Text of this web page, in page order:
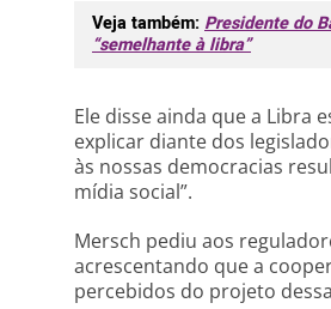
Veja também: Presidente do
“semelhante à libra”
Ele disse ainda que a Libra
explicar diante dos
às nossas democracias
mídia social”.
Mersch pediu aos
acrescentando que a
percebidos do projeto